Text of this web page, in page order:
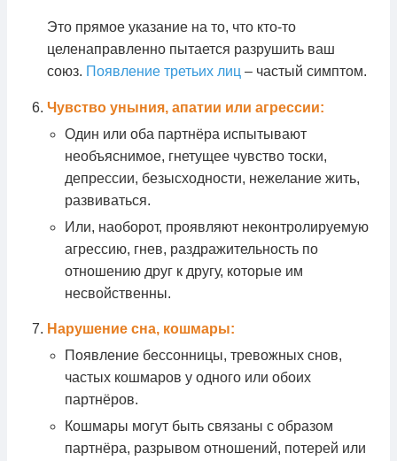
Это прямое указание на то, что кто-то
целенаправленно пытается разрушить ваш
союз. Появление третьих лиц – частый симптом.
Чувство уныния, апатии или агрессии:
Один или оба партнёра испытывают
необъяснимое, гнетущее чувство тоски,
депрессии, безысходности, нежелание жить,
развиваться.
Или, наоборот, проявляют неконтролируемую
агрессию, гнев, раздражительность по
отношению друг к другу, которые им
несвойственны.
Нарушение сна, кошмары:
Появление бессонницы, тревожных снов,
частых кошмаров у одного или обоих
партнёров.
Кошмары могут быть связаны с образом
партнёра, разрывом отношений, потерей или